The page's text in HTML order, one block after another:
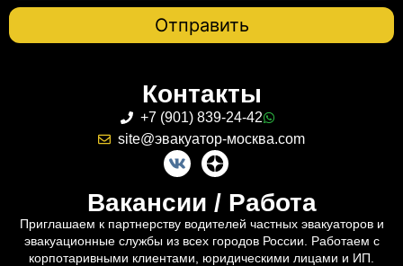
Контакты
+7 (901) 839-24-42
site@эвакуатор-москва.com
Вакансии / Работа
Приглашаем к партнерству водителей частных эвакуаторов и
эвакуационные службы из всех городов России. Работаем с
корпотаривными клиентами, юридическими лицами и ИП.